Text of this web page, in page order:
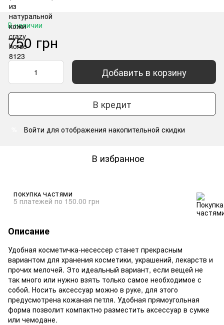
В наличии
750 грн
Добавить в корзину
В кредит
Войти для отображения накопительной скидки
В избранное
ПОКУПКА ЧАСТЯМИ
5 платежей по 150.00 грн
Описание
Удобная косметичка-несессер станет прекрасным
вариантом для хранения косметики, украшений, лекарств и
прочих мелочей. Это идеальный вариант, если вещей не
так много или нужно взять только самое необходимое с
собой. Носить аксессуар можно в руке, для этого
предусмотрена кожаная петля. Удобная прямоугольная
форма позволит компактно разместить аксессуар в сумке
или чемодане.